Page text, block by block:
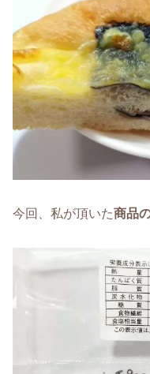
今回、私が頂いた商品